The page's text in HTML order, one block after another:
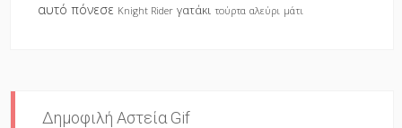
αυτό πόνεσε Knight Rider γατάκι τούρτα αλεύρι μάτι
Δημοφιλή Αστεία Gif